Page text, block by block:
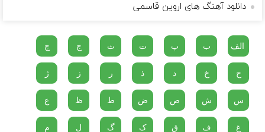
دانلود آهنگ های اروین قاسمی
الف ب پ ت ث ج چ
ح خ د ذ ر ز ژ
س ش ص ض ط ظ ع
غ ف ق ک گ ل م